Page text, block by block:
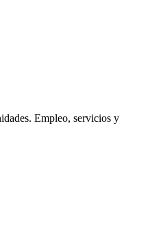
Empleo, servicios y